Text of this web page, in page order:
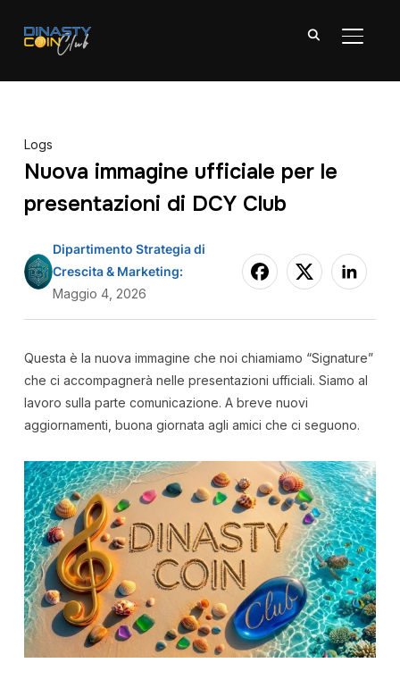
APRI/
Logs
Nuova immagine ufficiale per le
presentazioni di DCY Club
Dipartimento Strategia di
Crescita & Marketing:
Maggio 4, 2026
Questa è la nuova immagine che noi chiamiamo “Signature”
che ci accompagnerà nelle presentazioni ufficiali. Siamo al
lavoro sulla parte comunicazione. A breve nuovi
aggiornamenti, buona giornata agli amici che ci seguono.